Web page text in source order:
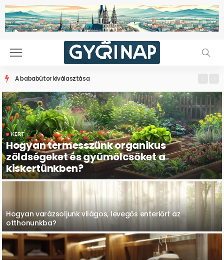
A bababútor kiválasztása
KERT
Hogyan termesszünk organikus
zöldségeket és gyümölcsöket a
kiskertünkben?
Hogyan varázsoljunk világos, levegős enteriőrt az
otthonunkba?